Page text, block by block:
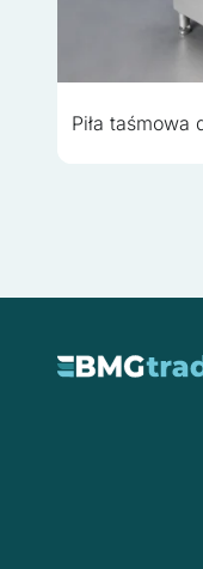
Piła taśmowa